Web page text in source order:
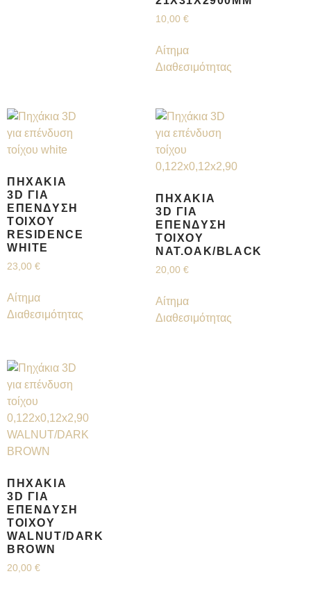
10,00 €
Αίτημα
Διαθεσιμότητας
ΠΗΧΆΚΙΑ
3D ΓΙΑ
ΕΠΈΝΔΥΣΗ
ΤΟΊΧΟΥ
RESIDENCE
WHITE
23,00 €
Αίτημα
Διαθεσιμότητας
ΠΗΧΆΚΙΑ
3D ΓΙΑ
ΕΠΈΝΔΥΣΗ
ΤΟΊΧΟΥ
NAT.OAK/BLACK
20,00 €
Αίτημα
Διαθεσιμότητας
ΠΗΧΆΚΙΑ
3D ΓΙΑ
ΕΠΈΝΔΥΣΗ
ΤΟΊΧΟΥ
WALNUT/DARK
BROWN
20,00 €